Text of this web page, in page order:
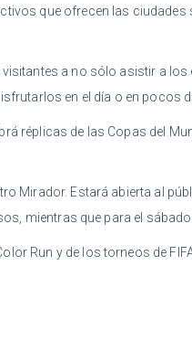
que ofrecen las ciudades
a no sólo asistir a los
en el día o en pocos
réplicas de las Copas del
Mirador. Estará abierta al
mientras que para el
Run y de los torneos de